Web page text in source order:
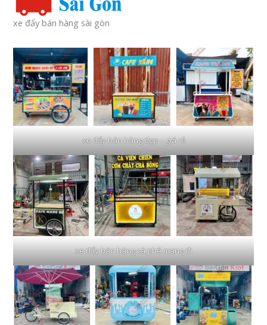
xe đẩy bán hàng sài gòn
xe đẩy bán hàng đẹp – giá rẻ
xe đẩy bán hàng cà phê mang đi